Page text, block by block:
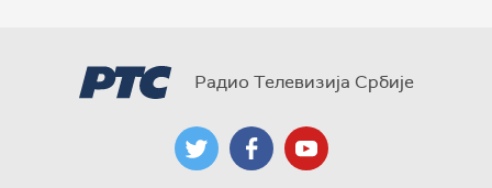
Радио Телевизија Србије